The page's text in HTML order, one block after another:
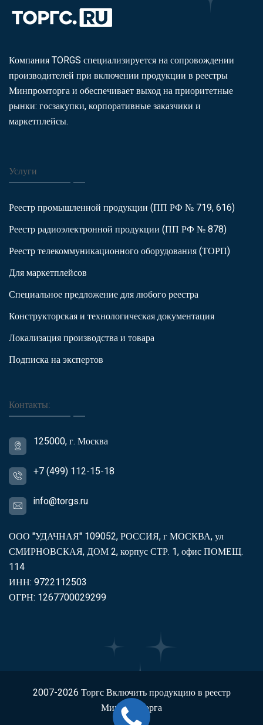
Компания TORGS специализируется на сопровождении
производителей при включении продукции в реестры
Минпромторга и обеспечивает выход на приоритетные
рынки: госзакупки, корпоративные заказчики и
маркетплейсы.
Услуги
Реестр промышленной продукции (ПП РФ № 719, 616)
Реестр радиоэлектронной продукции (ПП РФ № 878)
Реестр телекоммуникационного оборудования (ТОРП)
Для маркетплейсов
Специальное предложение для любого реестра
Конструкторская и технологическая документация
Локализация производства и товара
Подписка на экспертов
Контакты:
125000, г. Москва
+7 (499) 112-15-18
info@torgs.ru
ООО "УДАЧНАЯ" 109052, РОССИЯ, г МОСКВА, ул
СМИРНОВСКАЯ, ДОМ 2, корпус СТР. 1, офис ПОМЕЩ.
114
ИНН: 9722112503
ОГРН: 1267700029299
2007-2026ТоргсВключить продукцию в реестр
Минпромторга